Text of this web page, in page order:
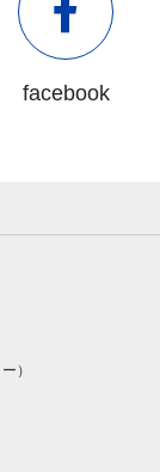
facebook
）